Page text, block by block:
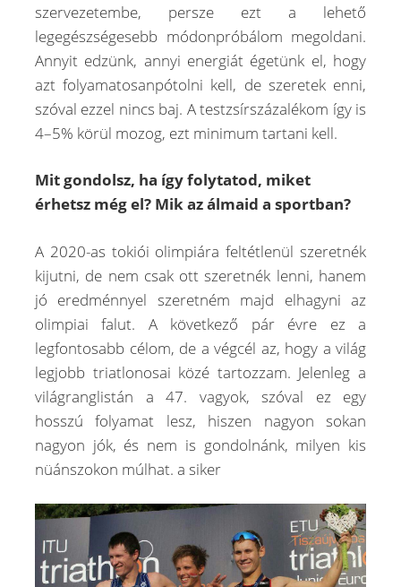
szervezetembe, persze ezt a lehető
legegészségesebb módonpróbálom megoldani.
Annyit edzünk, annyi energiát égetünk el, hogy
azt folyamatosanpótolni kell, de szeretek enni,
szóval ezzel nincs baj. A testzsírszázalékom így is
4–5% körül mozog, ezt minimum tartani kell.
Mit gondolsz, ha így folytatod, miket
érhetsz még el? Mik az álmaid a sportban?
A 2020-as tokiói olimpiára feltétlenül szeretnék
kijutni, de nem csak ott szeretnék lenni, hanem
jó eredménnyel szeretném majd elhagyni az
olimpiai falut. A következő pár évre ez a
legfontosabb célom, de a végcél az, hogy a világ
legjobb triatlonosai közé tartozzam. Jelenleg a
világranglistán a 47. vagyok, szóval ez egy
hosszú folyamat lesz, hiszen nagyon sokan
nagyon jók, és nem is gondolnánk, milyen kis
nüánszokon múlhat. a siker